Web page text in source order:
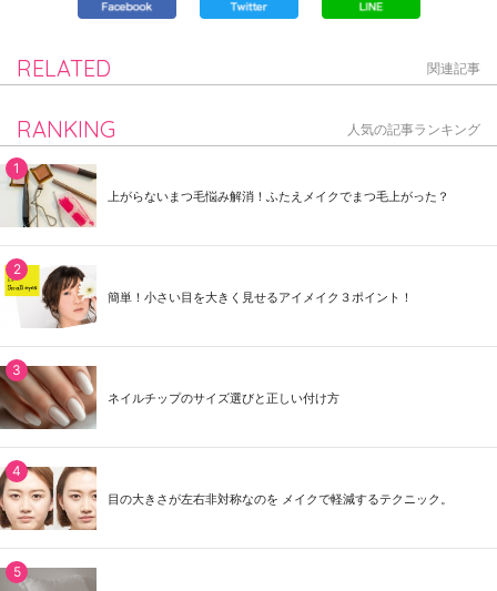
RELATED 関連記事
RANKING 人気の記事ランキング
上がらないまつ毛悩み解消！ふたえメイクでまつ毛上がった？
簡単！小さい目を大きく見せるアイメイク３ポイント！
ネイルチップのサイズ選びと正しい付け方
目の大きさが左右非対称なのを メイクで軽減するテクニック。